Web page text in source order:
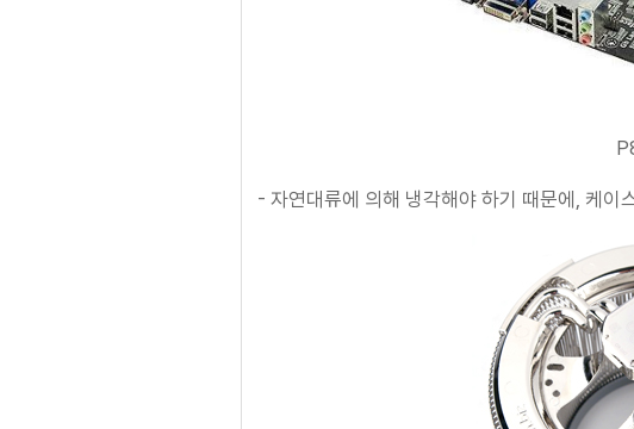
- 자연대류에 의해 냉각해야 하기 때문에, 케이